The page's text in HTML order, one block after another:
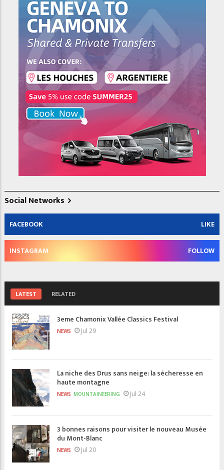
Social Networks
FACEBOOK LIKE
INSTAGRAM FOLLOW
LATEST RELATED
3eme Chamonix Vallée Classics Festival
NEWS Jul 29
La niche des Drus sans neige: la sécheresse en
haute montagne
NEWS MOUNTAINEERING Jul 24
3 bonnes raisons pour visiter le nouveau Musée
du Mont-Blanc
NEWS Jul 20